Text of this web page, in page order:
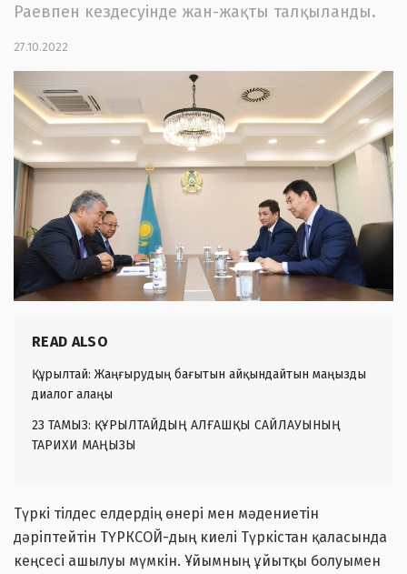
Раевпен кездесуінде жан-жақты талқыланды.
27.10.2022
READ ALSO
Құрылтай: Жаңғырудың бағытын айқындайтын маңызды
диалог алаңы
23 ТАМЫЗ: ҚҰРЫЛТАЙДЫҢ АЛҒАШҚЫ САЙЛАУЫНЫҢ
ТАРИХИ МАҢЫЗЫ
Түркі тілдес елдердің өнері мен мәдениетін
дәріптейтін ТҮРКСОЙ-дың киелі Түркістан қаласында
кеңсесі ашылуы мүмкін. Ұйымның ұйытқы болуымен